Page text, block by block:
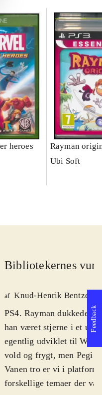
heroes
Rayman
Ubi Soft
Bibliotekernes
af Knud-Henrik Bentzen
PS4. Rayman dukkede
han været stjerne i et
egentlig udviklet til WiiU
vold og frygt, men Pegi
Vanen tro er vi i
forskellige temaer der
Feedback